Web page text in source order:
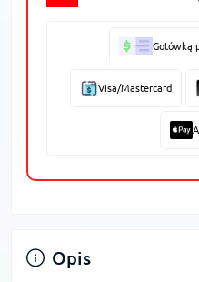
Gotówką
Visa/Mastercard
Opis